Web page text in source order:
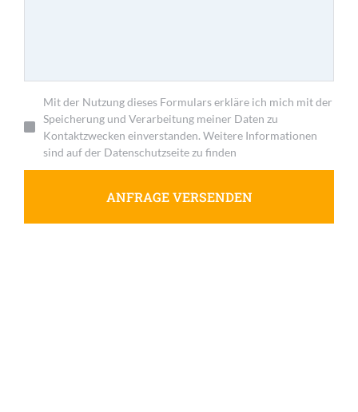
Mit der Nutzung dieses Formulars erkläre ich mich mit der
Speicherung und Verarbeitung meiner Daten zu
Kontaktzwecken einverstanden. Weitere Informationen
sind auf der Datenschutzseite zu finden
ANFRAGE VERSENDEN